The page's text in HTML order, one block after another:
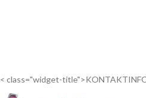
< class="widget-